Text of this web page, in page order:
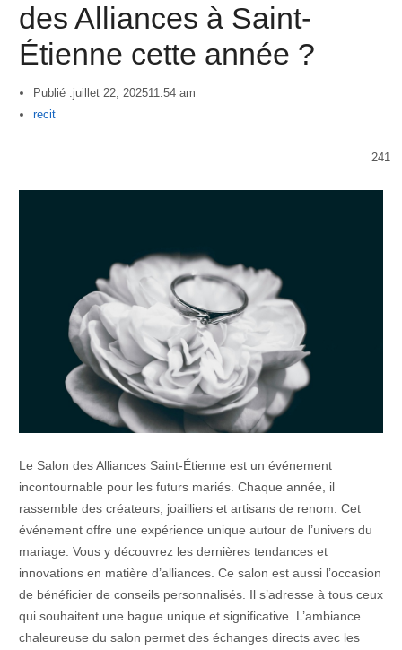
des Alliances à Saint-
Étienne cette année ?
Publié :juillet 22, 202511:54 am
Author
recit
241
Le Salon des Alliances Saint-Étienne est un événement
incontournable pour les futurs mariés. Chaque année, il
rassemble des créateurs, joailliers et artisans de renom. Cet
événement offre une expérience unique autour de l’univers du
mariage. Vous y découvrez les dernières tendances et
innovations en matière d’alliances. Ce salon est aussi l’occasion
de bénéficier de conseils personnalisés. Il s’adresse à tous ceux
qui souhaitent une bague unique et significative. L’ambiance
chaleureuse du salon permet des échanges directs avec les